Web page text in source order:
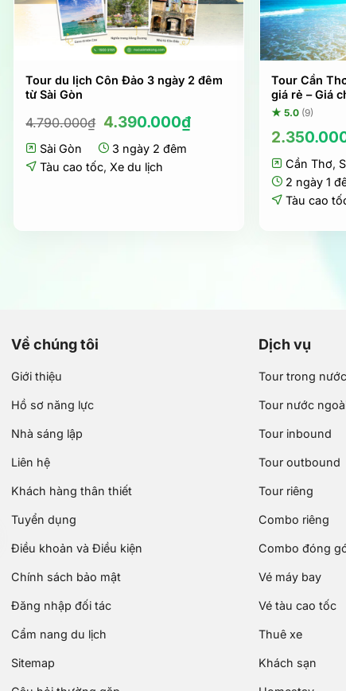
Tour du lịch Côn Đảo 3 ngày 2 đêm
từ Sài Gòn
4.790.000₫ Giá
là:
4.790.000₫.
4.390.000₫Giá
4.390.000₫.
Sài Gòn
3 ngày 2 đêm
Tàu cao tốc,Xe du lịch
Tour Cần
giá rẻ – Giá
★ 5.0 (9)
Cần Thơ,
2 ngày 1
Tàu cao
Về chúng tôi
Giới thiệu
Hồ sơ năng lực
Nhà sáng lập
Liên hệ
Khách hàng thân thiết
Tuyển dụng
Điều khoản và Điều kiện
Chính sách bảo mật
Đăng nhập đối tác
Cẩm nang du lịch
Sitemap
Dịch vụ
Tour trong nước
Tour nước
Tour inbound
Tour outbound
Tour riêng
Combo riêng
Combo đóng
Vé máy bay
Vé tàu cao tốc
Thuê xe
Khách sạn